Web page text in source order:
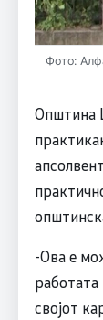
Фото:
Општина
-Ова е
работата
својот